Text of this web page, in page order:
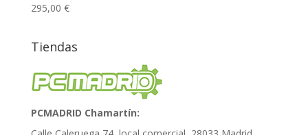
295,00 €
Tiendas
PCMADRID Chamartín: